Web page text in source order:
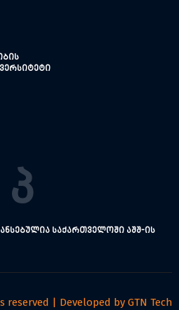
Პ
საქართველოში აშშ-ის
reserved | Developed by GTN Tech